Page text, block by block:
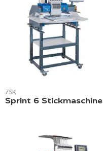
ZSK
Sprint 6 Stickmaschine